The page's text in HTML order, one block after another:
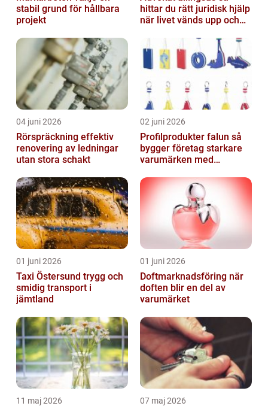
stabil grund för hållbara
projekt
hittar du rätt juridisk hjälp
när livet vänds upp och
04 juni 2026
Rörspräckning effektiv
renovering av ledningar
utan stora schakt
02 juni 2026
Profilprodukter falun så
bygger företag starkare
varumärken med
01 juni 2026
Taxi Östersund trygg och
smidig transport i
jämtland
01 juni 2026
Doftmarknadsföring när
doften blir en del av
varumärket
11 maj 2026 07 maj 2026